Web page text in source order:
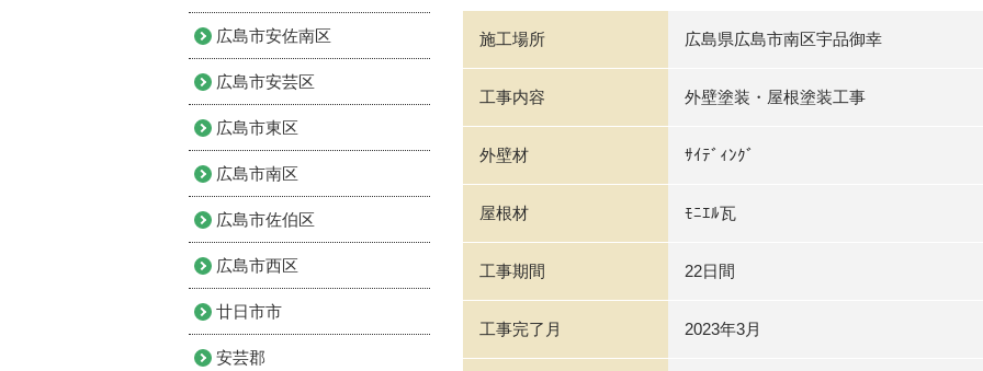
施工場所 広島県広島市南区宇品御幸
工事内容 外壁塗装・屋根塗装工事
外壁材 ｻｲﾃﾞｨﾝｸﾞ
屋根材 ﾓﾆｴﾙ瓦
工事期間 22日間
工事完了月 2023年3月
広島市安佐南区
広島市安芸区
広島市東区
広島市南区
広島市佐伯区
広島市西区
廿日市市
安芸郡